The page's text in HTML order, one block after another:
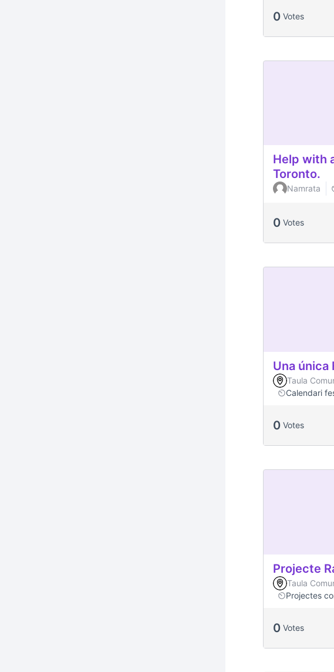
0 Votes
Help with
Toronto.
Namrata
0 Votes
Una única
Taula
Calendari
0 Votes
Projecte
Taula
Projectes
0 Votes